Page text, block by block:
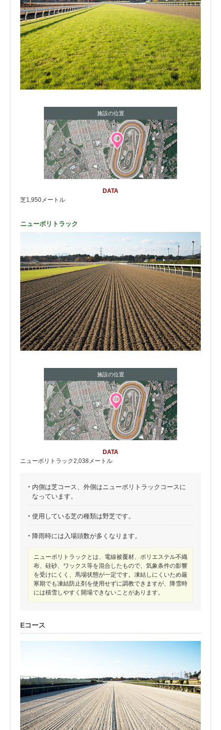
施設の位置
DATA
芝1,950メートル
ニューポリトラック
施設の位置
DATA
ニューポリトラック2,038メートル
・ 内側は芝コース、外側はニューポリトラックコースに
なっています。
・ 使用している芝の種類は野芝です。
・ 降雨時には入場頭数が多くなります。
ニューポリトラックとは、電線被覆材、ポリエステル不織
布、硅砂、ワックス等を混合したもので、気象条件の影響
を受けにくく、馬場状態が一定です。凍結しにくいため厳
寒期でも凍結防止剤を使用せずに調教できますが、降雪時
には積雪しやすく開場できないことがあります。
Eコース